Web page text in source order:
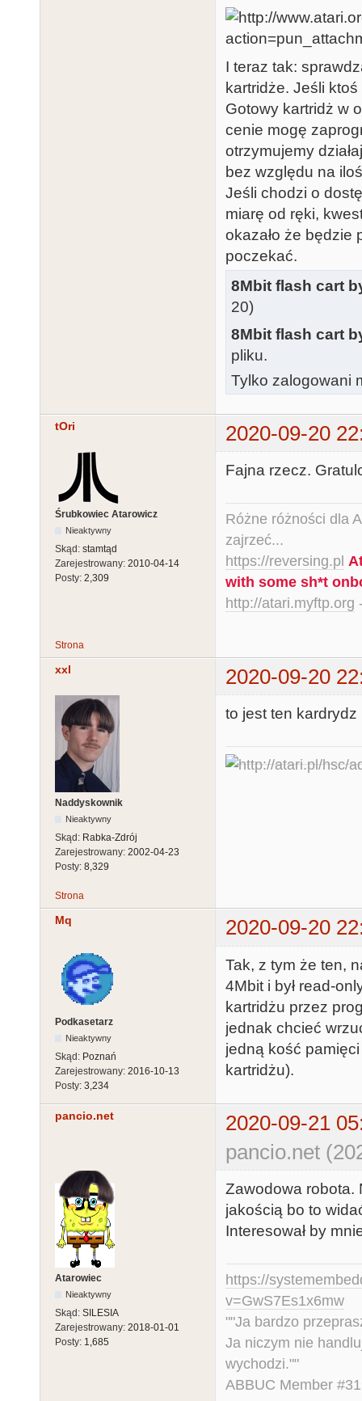
I teraz tak:
kartridże. Jeśli
Gotowy kartridż w
cenie mogę
otrzymujemy
bez względu na
Jeśli chodzi o
miarę od ręki,
okazało że będzie
poczekać.
8Mbit flash cart
20)
8Mbit flash cart
pliku.
Tylko zalogowani
tOri 2020-09-20
Śrubkowiec Atarowicz
Nieaktywny
Skąd: stamtąd
Zarejestrowany: 2010-04-14
Posty: 2,309
Fajna rzecz.
Różne różności dla
zajrzeć...
https://reversing.pl
with some sh*t
http://atari.myftp.org
Strona
xxl 2020-09-20
Naddyskownik
Nieaktywny
Skąd: Rabka-Zdrój
Zarejestrowany: 2002-04-23
Posty: 8,329
to jest ten
Strona
Mq 2020-09-20
Podkasetarz
Nieaktywny
Skąd: Poznań
Zarejestrowany: 2016-10-13
Posty: 3,234
Tak, z tym że ten,
4Mbit i był read-
kartridżu przez
jednak chcieć
jedną kość
kartridżu).
pancio.net
2020-09-21
pancio.net
Atarowiec
Nieaktywny
Skąd: SILESIA
Zarejestrowany: 2018-01-01
Posty: 1,685
Zawodowa robota.
jakością bo to
Interesował by
https://
v=GwS7Es1x6mw
""Ja bardzo
Ja niczym nie
wychodzi.""
ABBUC Member